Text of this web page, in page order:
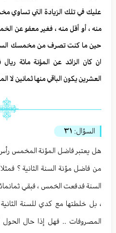
عليك في تلك الزيادة التي تساوي
منه ، أو أقل منه ، فغير معفو عن
حين ما كنت تصرف من مخمسك
ان كان الزائد عن المؤنة مائة
العشرين يكون الباقي منها ثمانين لا
السؤال: ٣١
هل يعتبر فاضل المؤنة المخمس
من فاضل مؤنة السنة الثانية ؟
السنة فدفعت الخمس ، فبقي
، بل خلطتها مع كدي للسنة
المصروفات .. فهل إذا حال